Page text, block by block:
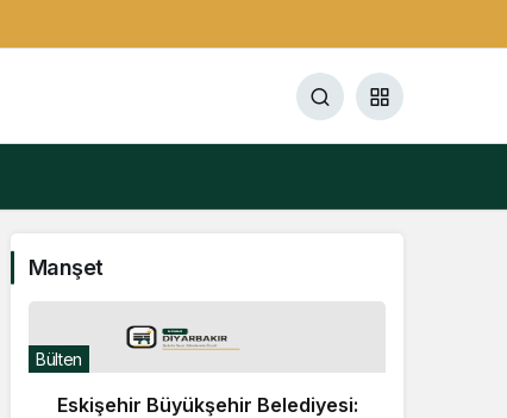
Manşet
Bülten
Eskişehir Büyükşehir Belediyesi: